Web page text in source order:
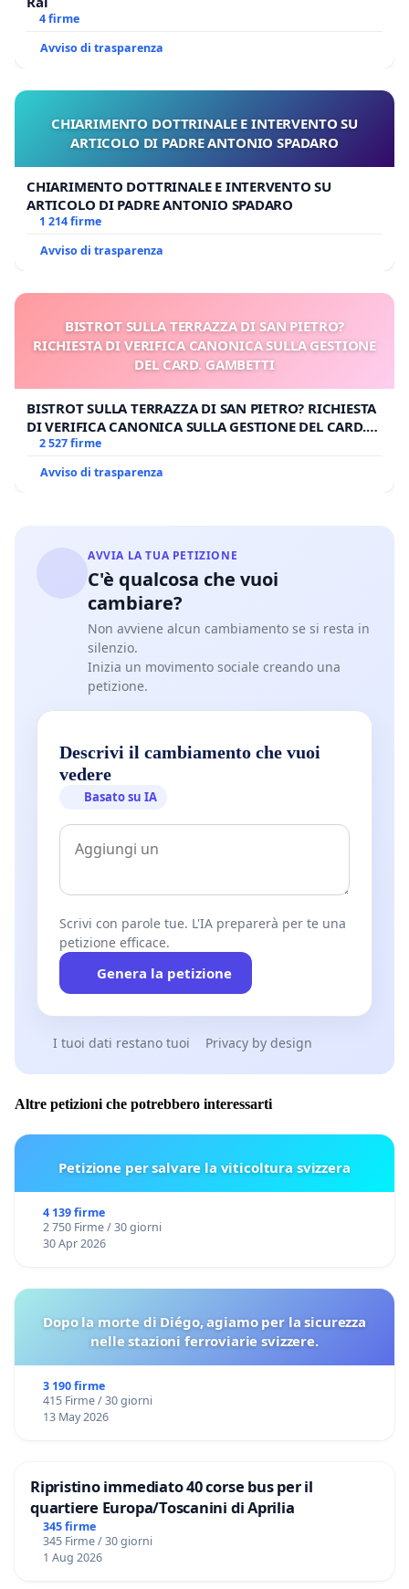
4 firme
Avviso di trasparenza
CHIARIMENTO DOTTRINALE E INTERVENTO SU
ARTICOLO DI PADRE ANTONIO SPADARO
CHIARIMENTO DOTTRINALE E INTERVENTO SU
ARTICOLO DI PADRE ANTONIO SPADARO
1 214 firme
Avviso di trasparenza
BISTROT SULLA TERRAZZA DI SAN PIETRO?
RICHIESTA DI VERIFICA CANONICA SULLA GESTIONE
DEL CARD. GAMBETTI
BISTROT SULLA TERRAZZA DI SAN PIETRO? RICHIESTA
DI VERIFICA CANONICA SULLA GESTIONE DEL CARD.
GAMBETTI
2 527 firme
Avviso di trasparenza
AVVIA LA TUA PETIZIONE
C'è qualcosa che vuoi
cambiare?
Non avviene alcun cambiamento se si resta in
silenzio.
Inizia un movimento sociale creando una
petizione.
Descrivi il cambiamento che vuoi
vedere
Basato su IA
Scrivi con parole tue. L'IA preparerà per te una
petizione efficace.
Genera la petizione
I tuoi dati restano tuoi Privacy by design
Altre petizioni che potrebbero interessarti
Petizione per salvare la viticoltura svizzera
4 139 firme
2 750 Firme / 30 giorni
30 Apr 2026
Dopo la morte di Diégo, agiamo per la sicurezza
nelle stazioni ferroviarie svizzere.
3 190 firme
415 Firme / 30 giorni
13 May 2026
Ripristino immediato 40 corse bus per il
quartiere Europa/Toscanini di Aprilia
345 firme
345 Firme / 30 giorni
1 Aug 2026